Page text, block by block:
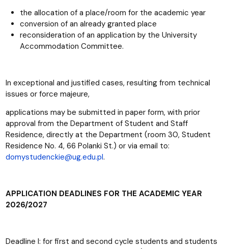
the allocation of a place/room for the academic year
conversion of an already granted place
reconsideration of an application by the University
Accommodation Committee.
In exceptional and justified cases, resulting from technical
issues or force majeure,
applications may be submitted in paper form, with prior
approval from the Department of Student and Staff
Residence, directly at the Department (room 30, Student
Residence No. 4, 66 Polanki St.) or via email to:
domystudenckie@ug.edu.pl.
APPLICATION DEADLINES FOR THE ACADEMIC YEAR
2026/2027
Deadline I: for first and second cycle students and students